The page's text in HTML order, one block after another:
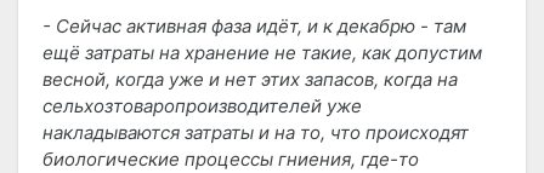
- Сейчас активная фаза идёт, и к декабрю - там
ещё затраты на хранение не такие, как допустим
весной, когда уже и нет этих запасов, когда на
сельхозтоваропроизводителей уже
накладываются затраты и на то, что происходят
биологические процессы гниения, где-то